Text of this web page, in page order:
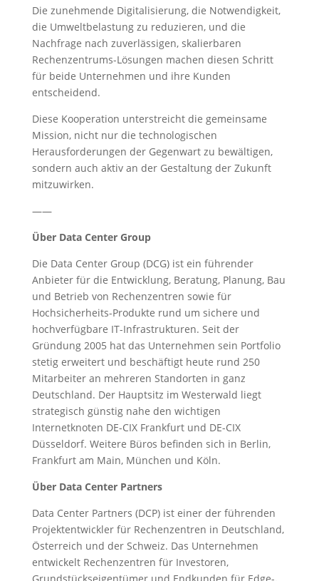
Die zunehmende Digitalisierung, die Notwendigkeit,
die Umweltbelastung zu reduzieren, und die
Nachfrage nach zuverlässigen, skalierbaren
Rechenzentrums-Lösungen machen diesen Schritt
für beide Unternehmen und ihre Kunden
entscheidend.
Diese Kooperation unterstreicht die gemeinsame
Mission, nicht nur die technologischen
Herausforderungen der Gegenwart zu bewältigen,
sondern auch aktiv an der Gestaltung der Zukunft
mitzuwirken.
——
Über Data Center Group
Die Data Center Group (DCG) ist ein führender
Anbieter für die Entwicklung, Beratung, Planung, Bau
und Betrieb von Rechenzentren sowie für
Hochsicherheits-Produkte rund um sichere und
hochverfügbare IT-Infrastrukturen. Seit der
Gründung 2005 hat das Unternehmen sein Portfolio
stetig erweitert und beschäftigt heute rund 250
Mitarbeiter an mehreren Standorten in ganz
Deutschland. Der Hauptsitz im Westerwald liegt
strategisch günstig nahe den wichtigen
Internetknoten DE-CIX Frankfurt und DE-CIX
Düsseldorf. Weitere Büros befinden sich in Berlin,
Frankfurt am Main, München und Köln.
Über Data Center Partners
Data Center Partners (DCP) ist einer der führenden
Projektentwickler für Rechenzentren in Deutschland,
Österreich und der Schweiz. Das Unternehmen
entwickelt Rechenzentren für Investoren,